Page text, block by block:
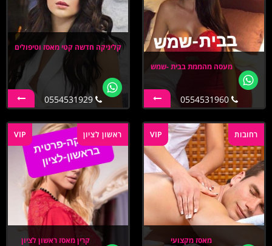
מעסה מהממת בבית -שמש
0554531960
קליניקה חדשה קטי מאסז וטיפולים
0554531929
VIP רחובות
מאסז מקצועי
VIP ראשון לציון
קרין מאסז ראשון לציון